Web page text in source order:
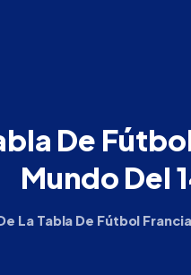
De
MundoDel
La Tabla De Fútbol